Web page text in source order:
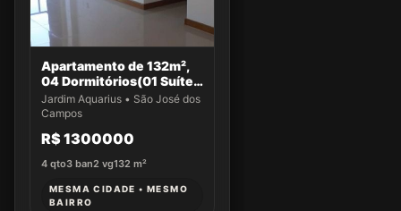
Apartamento de 132m²,
04 Dormitórios(01 Suíte)
a venda no Jardim
Aquarius
Jardim Aquarius • São José dos
Campos
R$ 1300000
4 qto3 ban2 vg132 m²
MESMA CIDADE • MESMO
BAIRRO